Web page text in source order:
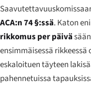
ACA:n 74 §:ssä. Katon
rikkomus per päivä
ensimmäisessä rikkeessä
eskaloituen täyteen
pahennetuissa